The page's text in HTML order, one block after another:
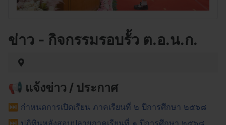
ข่าว - กิจกรรมรอบรั้ว ต.อ.น.ก.
📢 แจ้งข่าว / ประกาศ
⏭︎ กำหนดการเปิดเรียน ภาคเรียนที่ ๒ ปีการศึกษา ๒๕๖๘
⏭︎ ปฏิทินหลังสอบปลายภาคเรียนที่ ๑ ปีการศึกษา ๒๕๖๘